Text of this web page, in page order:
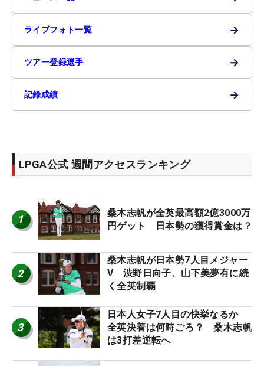
ライブフォト一覧 →
ツアー登録選手 →
記録成績 →
LPGA公式 週間アクセスランキング
1
桑木志帆が全英最高額2億3000万
円ゲット 日本勢の獲得賞金は？
2
桑木志帆が日本勢7人目メジャー
V 渋野日向子、山下美夢有に続
く全英制覇
3
日本人女子7人目の快挙なるか
全英決着は何時ごろ？ 桑木志帆
は3打差逆転へ